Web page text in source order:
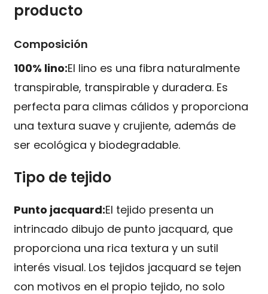
producto
Composición
100% lino:El lino es una fibra naturalmente
transpirable, transpirable y duradera. Es
perfecta para climas cálidos y proporciona
una textura suave y crujiente, además de
ser ecológica y biodegradable.
Tipo de tejido
Punto jacquard:El tejido presenta un
intrincado dibujo de punto jacquard, que
proporciona una rica textura y un sutil
interés visual. Los tejidos jacquard se tejen
con motivos en el propio tejido, no solo